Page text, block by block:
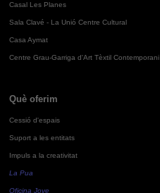
Casal Les Planes
Sala Clavé - La Unió Centre Cultural
Casa Aymat
Centre Grau-Garriga d'Art Tèxtil Contemporani
Què oferim
Cessió d'espais
Suport a les entitats
Impuls a la creativitat
La Pua
Oficina Jove